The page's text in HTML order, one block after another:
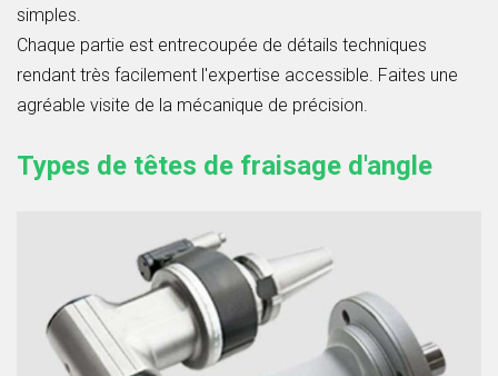
simples.
Chaque partie est entrecoupée de détails techniques
rendant très facilement l'expertise accessible. Faites une
agréable visite de la mécanique de précision.
Types de têtes de fraisage d'angle